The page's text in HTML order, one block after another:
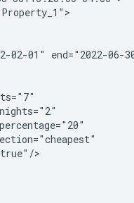
02-01" end="2022-06-
>